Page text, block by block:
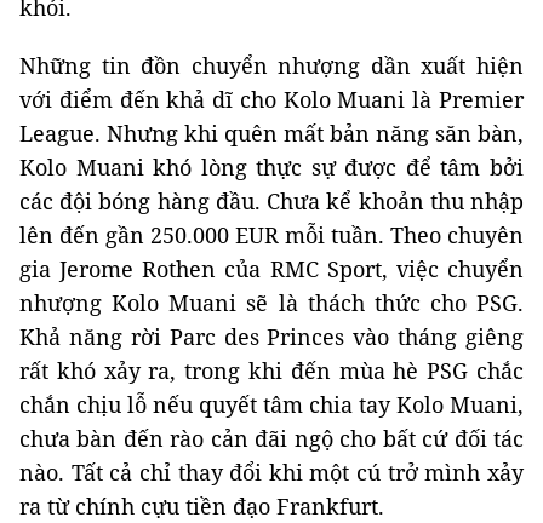
khỏi.
Những tin đồn chuyển nhượng dần xuất hiện
với điểm đến khả dĩ cho Kolo Muani là Premier
League. Nhưng khi quên mất bản năng săn bàn,
Kolo Muani khó lòng thực sự được để tâm bởi
các đội bóng hàng đầu. Chưa kể khoản thu nhập
lên đến gần 250.000 EUR mỗi tuần. Theo chuyên
gia Jerome Rothen của RMC Sport, việc chuyển
nhượng Kolo Muani sẽ là thách thức cho PSG.
Khả năng rời Parc des Princes vào tháng giêng
rất khó xảy ra, trong khi đến mùa hè PSG chắc
chắn chịu lỗ nếu quyết tâm chia tay Kolo Muani,
chưa bàn đến rào cản đãi ngộ cho bất cứ đối tác
nào. Tất cả chỉ thay đổi khi một cú trở mình xảy
ra từ chính cựu tiền đạo Frankfurt.